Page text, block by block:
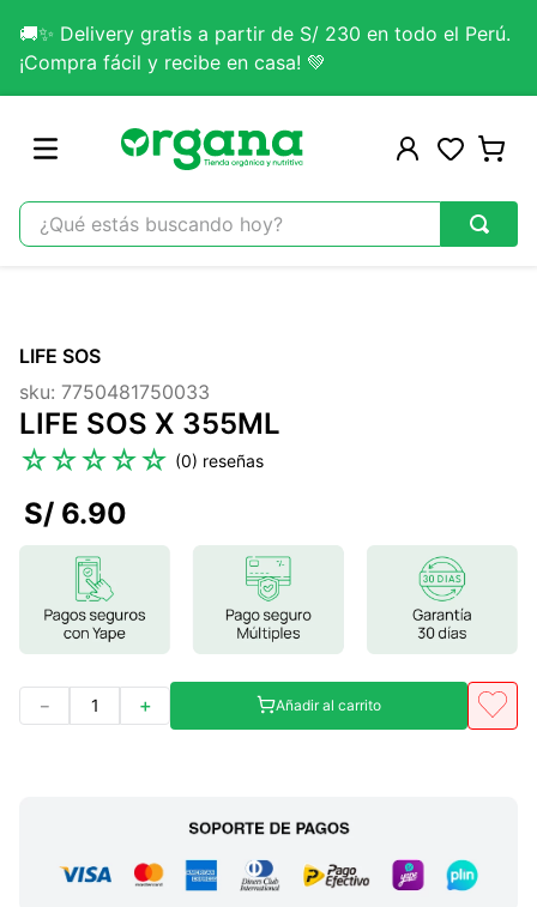
🚚✨ Delivery gratis a partir de S/ 230 en todo el Perú.
¡Compra fácil y recibe en casa! 💚
¿Qué estás buscando hoy?
2.
citrato magnesio
3.
colageno
kefir
6
melena leon
lab nutrition
8.
magnesio
9.
stevia
10. proteina
LIFE SOS
sku: 7750481750033
LIFE SOS X 355ML
☆☆☆☆☆ (0)
S/ 6.90
＋
－ Añadir al carrito